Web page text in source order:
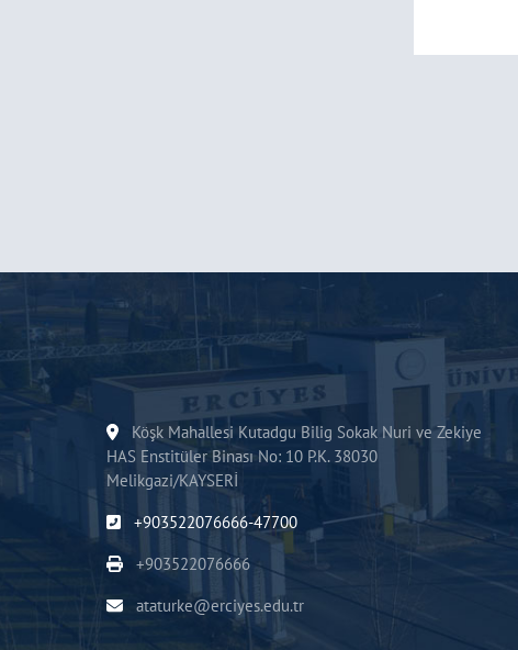
Köşk Mahallesi Kutadgu Bilig Sokak Nuri ve Zekiye
HAS Enstitüler Binası No: 10 P.K. 38030
Melikgazi/KAYSERİ
+903522076666-47700
+903522076666
ataturke@erciyes.edu.tr